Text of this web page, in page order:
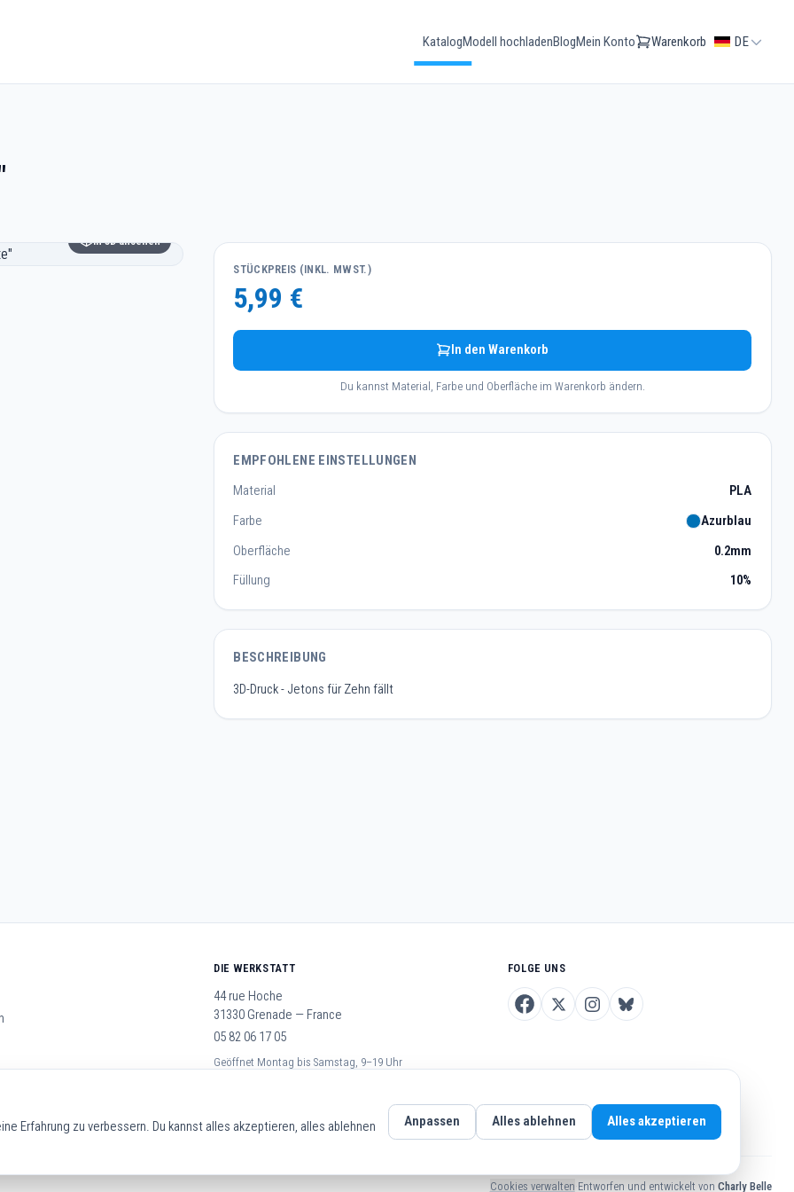
KatalogModell hochladenBlogMein Konto Warenkorb DE
In 3D ansehen
STÜCKPREIS (INKL. MWST.)
5,99 €
In den Warenkorb
Du kannst Material, Farbe und Oberfläche im Warenkorb ändern.
EMPFOHLENE EINSTELLUNGEN
Material
PLA
Farbe
Azurblau
Oberfläche
0.2mm
Füllung
10%
BESCHREIBUNG
3D-Druck - Jetons für Zehn fällt
DIE WERKSTATT
44 rue Hoche
31330 Grenade — France
05 82 06 17 05
Geöffnet Montag bis Samstag, 9–19 Uhr
FOLGE UNS
Cookies verwalten·Entworfen und entwickelt von Charly Belle
Erfahrung zu verbessern. Du kannst alles akzeptieren, alles ablehnen Anpassen Alles ablehnen Alles akzeptieren